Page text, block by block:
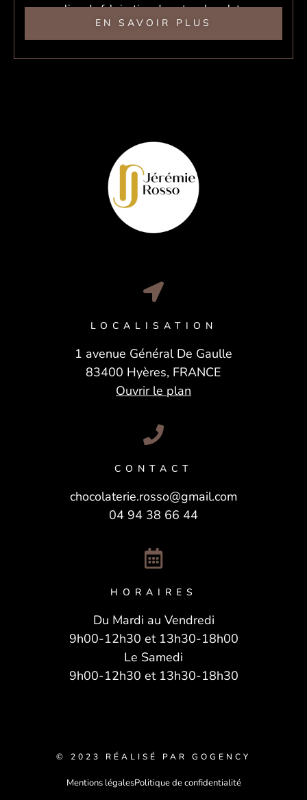
lieu de fabrication de notre chocolat.
EN SAVOIR PLUS
LOCALISATION
1 avenue Général De Gaulle
83400 Hyères, FRANCE
Ouvrir le plan
CONTACT
chocolaterie.rosso@gmail.com
04 94 38 66 44
HORAIRES
Du Mardi au Vendredi
9h00-12h30 et 13h30-18h00
Le Samedi
9h00-12h30 et 13h30-18h30
© 2023 RÉALISÉ PAR GOGENCY
Mentions légalesPolitique de confidentialité